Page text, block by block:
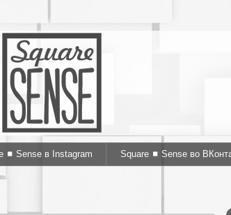
◼ Sense в Instagram Square ◼ Sense во